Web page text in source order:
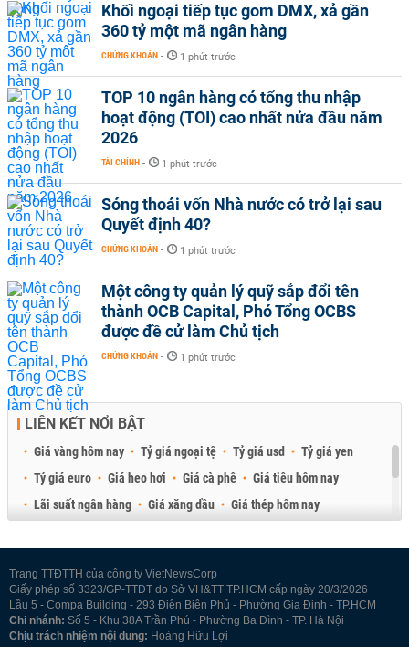
Khối ngoại tiếp tục gom DMX, xả gần
360 tỷ một mã ngân hàng
CHỨNG KHOÁN - 1 phút trước
TOP 10 ngân hàng có tổng thu nhập
hoạt động (TOI) cao nhất nửa đầu năm
2026
TÀI CHÍNH - 1 phút trước
Sóng thoái vốn Nhà nước có trở lại sau
Quyết định 40?
CHỨNG KHOÁN - 1 phút trước
Một công ty quản lý quỹ sắp đổi tên
thành OCB Capital, Phó Tổng OCBS
được đề cử làm Chủ tịch
CHỨNG KHOÁN - 1 phút trước
LIÊN KẾT NỔI BẬT
Giá vàng hôm nay Tỷ giá ngoại tệ Tỷ giá usd
Tỷ giá yen
Tỷ giá euro
Giá heo hơi Giá cà phê
Giá tiêu hôm nay
Lãi suất ngân hàng
Giá xăng dầu
Giá thép hôm nay
Trang TTĐTTH của công ty VietNewsCorp
Giấy phép số 3323/GP-TTĐT do Sở VH&TT TP.HCM cấp ngày 20/3/2026
Lầu 5 - Compa Building - 293 Điện Biên Phủ - Phường Gia Định - TP.HCM
Chi nhánh: Số 5 - Khu 38A Trần Phú - Phường Ba Đình - TP. Hà Nội
Chịu trách nhiệm nội dung: Hoàng Hữu Lợi